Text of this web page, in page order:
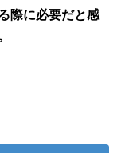
際に必要だと感